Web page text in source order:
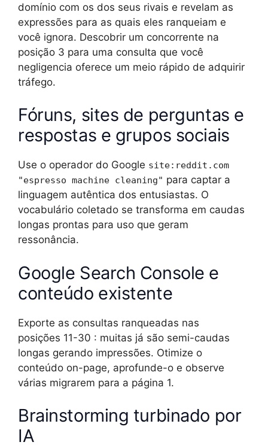
domínio com os dos seus rivais e revelam as
expressões para as quais eles ranqueiam e
você ignora. Descobrir um concorrente na
posição 3 para uma consulta que você
negligencia oferece um meio rápido de adquirir
tráfego.
Fóruns, sites de perguntas e
respostas e grupos sociais
Use o operador do Google site:reddit.com
"espresso machine cleaning" para captar a
linguagem autêntica dos entusiastas. O
vocabulário coletado se transforma em caudas
longas prontas para uso que geram
ressonância.
Google Search Console e
conteúdo existente
Exporte as consultas ranqueadas nas
posições 11-30 : muitas já são semi-caudas
longas gerando impressões. Otimize o
conteúdo on-page, aprofunde-o e observe
várias migrarem para a página 1.
Brainstorming turbinado por
IA